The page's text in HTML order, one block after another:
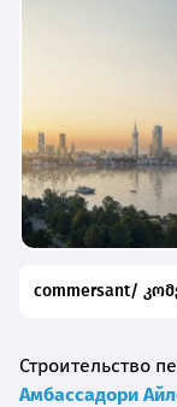
commersant/
Строительство
Амбассадори